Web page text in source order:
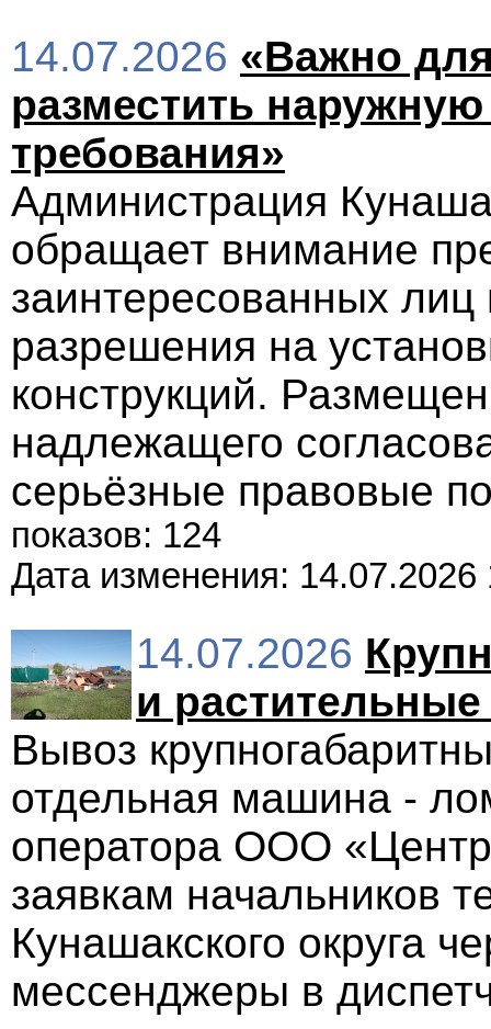
14.07.2026 «Важно
разместить
требования»
Администрация
обращает внимание
заинтересованных лиц
разрешения на
конструкций.
надлежащего
серьёзные правовые
показов: 124
Дата изменения: 14.07.2026
14.07.2026
и
Вывоз
отдельная машина -
оператора ООО
заявкам начальников
Кунашакского округа
мессенджеры в